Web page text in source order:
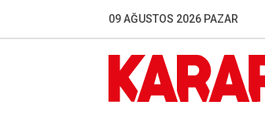
09 AĞUSTOS 2026 PAZAR
YKS